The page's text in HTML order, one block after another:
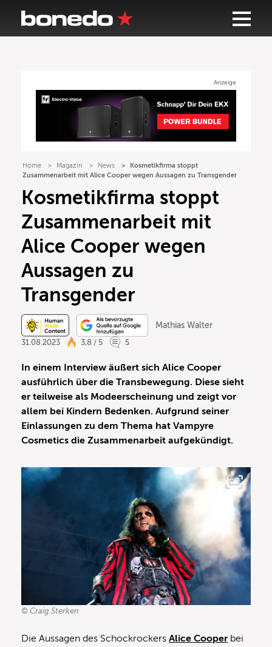
Anzeige
Home Magazin News
Kosmetikfirma stoppt
Zusammenarbeit mit Alice Cooper wegen Aussagen zu Transgender
Kosmetikfirma stoppt
Zusammenarbeit mit
Alice Cooper wegen
Aussagen zu
Transgender
Mathias Walter
31.08.2023
3,8 / 5 5
In einem Interview äußert sich Alice Cooper
ausführlich über die Transbewegung. Diese sieht
er teilweise als Modeerscheinung und zeigt vor
allem bei Kindern Bedenken. Aufgrund seiner
Einlassungen zu dem Thema hat Vampyre
Cosmetics die Zusammenarbeit aufgekündigt.
© Craig Sterken
Die Aussagen des Schockrockers Alice Cooper bei